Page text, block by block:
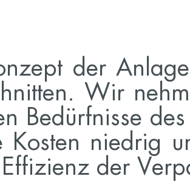
der
Wir
Bedürfnisse
niedrig
der